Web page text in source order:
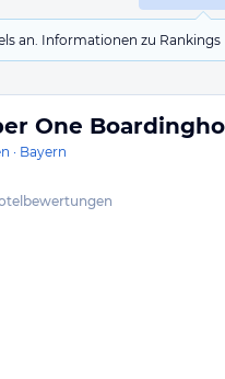
an. Informationen zu
One
· Bayern